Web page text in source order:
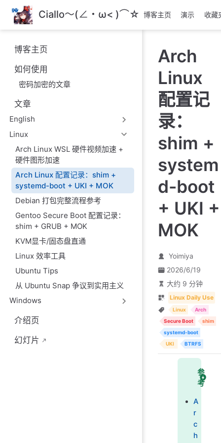
跳
至
主
要
內
容
Ciallo～(∠・ω< )⌒☆ 博客主页 演示 收藏
博客主页
如何使用
密码加密的文章
文章
English
Linux
Arch Linux WSL 硬件视频加速 +
硬件图形加速
Arch Linux 配置记录：shim +
systemd-boot + UKI + MOK
Debian 打包完整流程参考
Gentoo Secure Boot 配置记录：
shim + GRUB + MOK
KVM显卡/固态盘直通
Linux 效率工具
Ubuntu Tips
从 Ubuntu Snap 争议到实用主义
Windows
介绍页
幻灯片
Arch
Linux
配置记
录：
shim +
system
d-boot
+ UKI +
MOK
Yoimiya
2026/6/19
大约 9 分钟
Linux Daily Use
Linux
Arch
Secure Boot
shim
systemd-boot
UKI
BTRFS
参
考
A
r
c
h